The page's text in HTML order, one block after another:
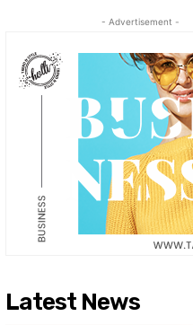
- Advertisement -
Latest News